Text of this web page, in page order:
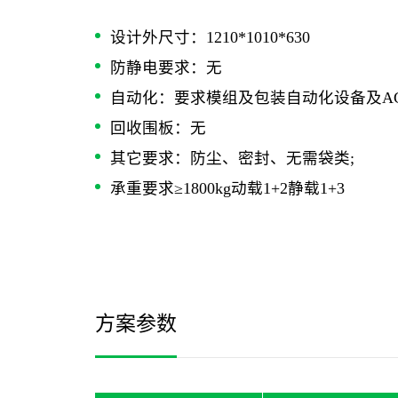
设计外尺寸：1210*1010*630
防静电要求：无
自动化：要求模组及包装自动化设备及
回收围板：无
其它要求：防尘、密封、无需袋类;
承重要求≥1800kg动载1+2静载1+3
方案参数